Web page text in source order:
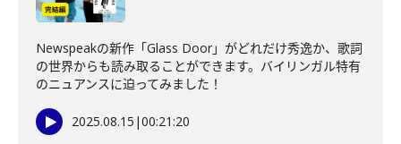
Newspeakの新作「Glass Door」がどれだけ秀逸か、歌詞
の世界からも読み取ることができます。バイリンガル特有
のニュアンスに迫ってみました！
2025.08.15 |00:21:20